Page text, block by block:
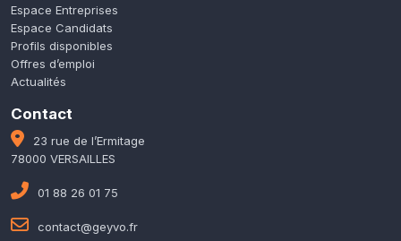
Espace Entreprises
Espace Candidats
Profils disponibles
Offres d’emploi
Actualités
Contact
23 rue de l’Ermitage
78000 VERSAILLES
01 88 26 01 75
contact@geyvo.fr